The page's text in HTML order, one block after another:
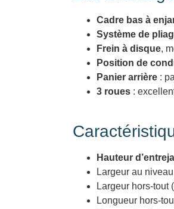
Cadre bas à
Système de
Frein à disque,
Position de
Panier arrière :
3 roues :
Hauteur
Largeur au
Largeur hors-tout
Longueur hors-